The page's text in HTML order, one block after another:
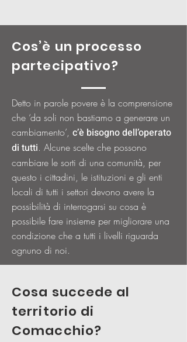
Cos’è un processo
partecipativo?
Detto in parole povere è la comprensione
che ‘da soli non bastiamo a generare un
cambiamento’, c’è bisogno dell’operato
di tutti. Alcune scelte che possono
cambiare le sorti di una comunità, per
questo i cittadini, le istituzioni e gli enti
locali di tutti i settori devono avere la
possibilità di interrogarsi su cosa è
possibile fare insieme per migliorare una
condizione che a tutti i livelli riguarda
ognuno di noi.
Cosa succede al
territorio di
Comacchio?